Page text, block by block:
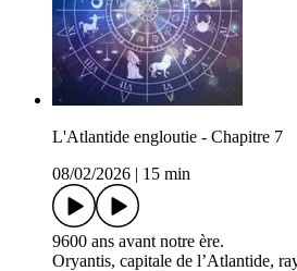
L'Atlantide engloutie - Chapitre 7
08/02/2026
15 min
9600 ans avant notre ère.
Oryantis, capitale de l’Atlantide,